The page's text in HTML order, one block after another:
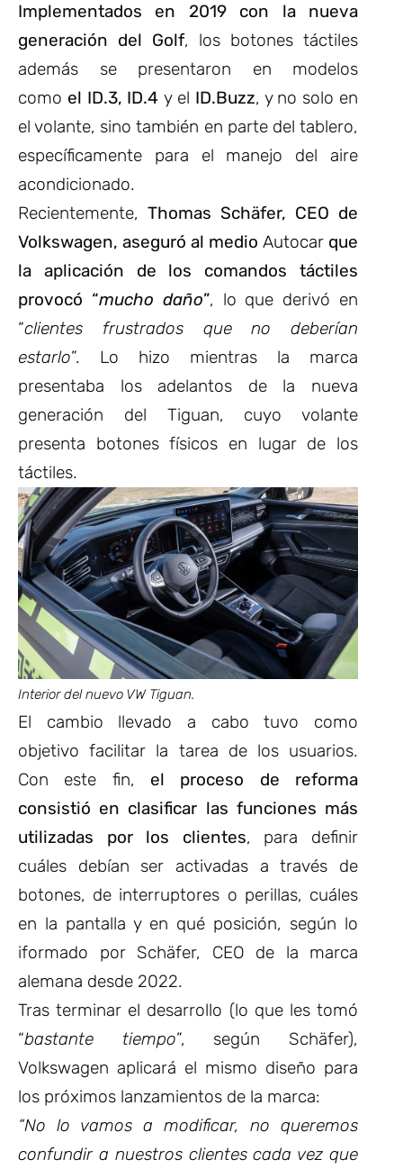
Implementados en 2019 con la nueva
generación del Golf, los botones táctiles
además se presentaron en modelos
como el ID.3, ID.4 y el ID.Buzz, y no solo en
el volante, sino también en parte del tablero,
específicamente para el manejo del aire
acondicionado.
Recientemente, Thomas Schäfer, CEO de
Volkswagen, aseguró al medio Autocar que
la aplicación de los comandos táctiles
provocó “mucho daño”, lo que derivó en
“clientes frustrados que no deberían
estarlo”. Lo hizo mientras la marca
presentaba los adelantos de la nueva
generación del Tiguan, cuyo volante
presenta botones físicos en lugar de los
táctiles.
Interior del nuevo VW Tiguan.
El cambio llevado a cabo tuvo como
objetivo facilitar la tarea de los usuarios.
Con este fin, el proceso de reforma
consistió en clasificar las funciones más
utilizadas por los clientes, para definir
cuáles debían ser activadas a través de
botones, de interruptores o perillas, cuáles
en la pantalla y en qué posición, según lo
iformado por Schäfer, CEO de la marca
alemana desde 2022.
Tras terminar el desarrollo (lo que les tomó
“bastante tiempo”, según Schäfer),
Volkswagen aplicará el mismo diseño para
los próximos lanzamientos de la marca:
“No lo vamos a modificar, no queremos
confundir a nuestros clientes cada vez que